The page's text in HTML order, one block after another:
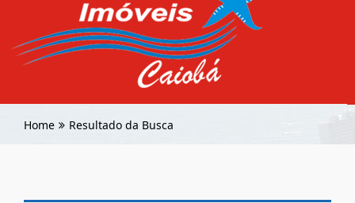
Home Resultado da Busca